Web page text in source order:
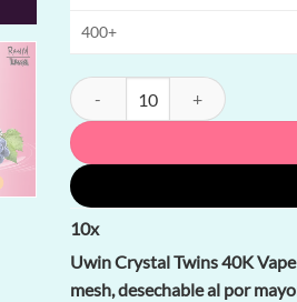
400+
Uwin Crystal Twins 40K Vape
10x
Uwin Crystal Twins 40K
mesh, desechable al por